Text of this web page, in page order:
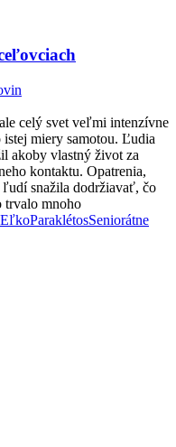
celý svet veľmi intenzívne
miery samotou. Ľudia
akoby vlastný život za
kontaktu. Opatrenia,
ľudí snažila dodržiavať, čo
trvalo mnoho
ParaklétosSeniorátne